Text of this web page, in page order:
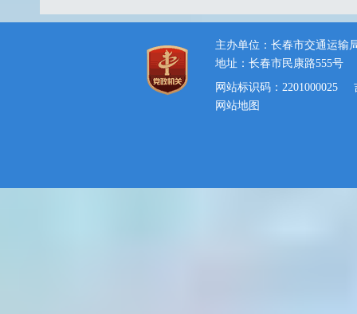
主办单位：长春市交通运输
地址：长春市民康路555号
网站标识码：2201000025
网站地图